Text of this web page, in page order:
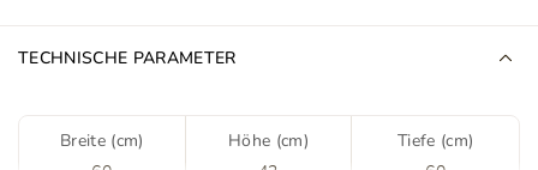
TECHNISCHE PARAMETER
Breite (cm)
Höhe (cm)
Tiefe (cm)